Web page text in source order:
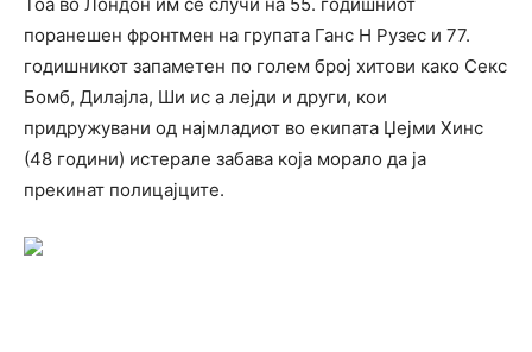
поранешен фронтмен на групата Ганс Н Рузес и 77.
годишникот запаметен по голем број хитови како Секс
Бомб, Дилајла, Ши ис а лејди и други, кои
придружувани од најмладиот во екипата Џејми Хинс
(48 години) истерале забава која морало да ја
прекинат полицајците.